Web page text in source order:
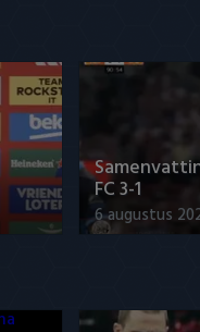
FC 3-1
6 augustus